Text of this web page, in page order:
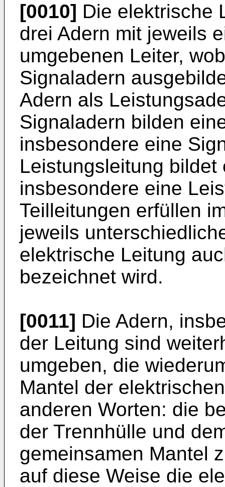
[0010] Die elektrische
drei Adern mit jeweils
umgebenen Leiter,
Signaladern
Adern als
Signaladern bilden
insbesondere eine
Leistungsleitung
insbesondere eine
Teilleitungen erfüllen
jeweils
elektrische Leitung
bezeichnet wird.
[0011] Die Adern,
der Leitung sind
umgeben, die
Mantel der
anderen Worten: die
der Trennhülle und
gemeinsamen Mantel
auf diese Weise die